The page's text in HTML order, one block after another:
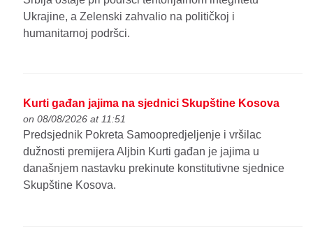
Ukrajine, a Zelenski zahvalio na političkoj i
humanitarnoj podršci.
Kurti gađan jajima na sjednici Skupštine Kosova
on 08/08/2026 at 11:51
Predsjednik Pokreta Samoopredjeljenje i vršilac
dužnosti premijera Aljbin Kurti gađan je jajima u
današnjem nastavku prekinute konstitutivne sjednice
Skupštine Kosova.